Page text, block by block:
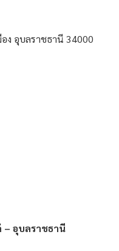
อง อุบลราชธานี 34000
– อุบลราชธานี